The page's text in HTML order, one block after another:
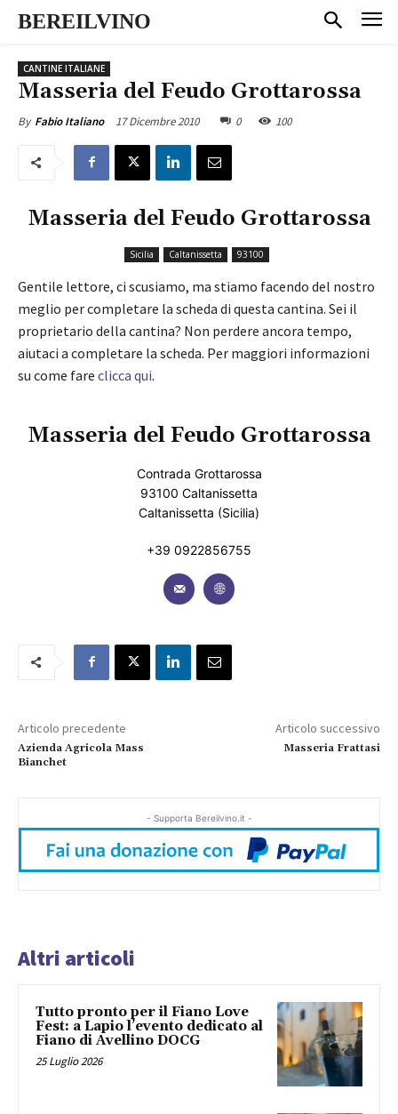
BEREILVINO
CANTINE ITALIANE
Masseria del Feudo Grottarossa
By Fabio Italiano 17 Dicembre 2010 0 100
Masseria del Feudo Grottarossa
Sicilia Caltanissetta 93100
Gentile lettore, ci scusiamo, ma stiamo facendo del nostro
meglio per completare la scheda di questa cantina. Sei il
proprietario della cantina? Non perdere ancora tempo,
aiutaci a completare la scheda. Per maggiori informazioni
su come fare clicca qui.
Masseria del Feudo Grottarossa
Contrada Grottarossa
93100 Caltanissetta
Caltanissetta (Sicilia)
+39 0922856755
Articolo precedente
Azienda Agricola Mass
Bianchet
Articolo successivo
Masseria Frattasi
- Supporta Bereilvino.it -
Altri articoli
Tutto pronto per il Fiano Love
Fest: a Lapio l’evento dedicato al
Fiano di Avellino DOCG
25 Luglio 2026